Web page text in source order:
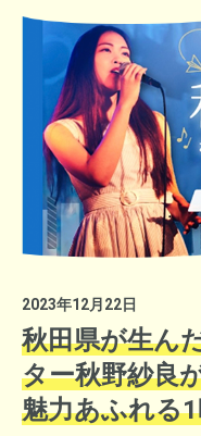
＜選考委員特別賞＞
宮崎県宮崎市 鈴木 幸菜さ
同市移住センター 村岡 真
ラボレーション企画商品
や、同市産のコシヒカリ
まんてん」などを販売
し、これまでにない日光
2023年12月22日
秋田県が生ん
ター秋野紗良
魅力あふれる